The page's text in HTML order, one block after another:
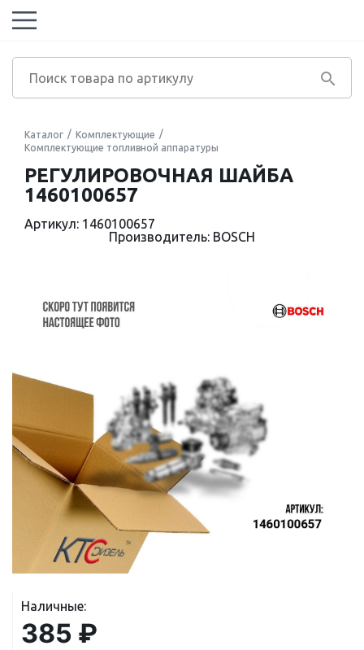
Каталог
Комплектующие
Комплектующие топливной аппаратуры
РЕГУЛИРОВОЧНАЯ ШАЙБА
1460100657
Артикул: 1460100657
Производитель: BOSCH
Наличные:
385 ₽